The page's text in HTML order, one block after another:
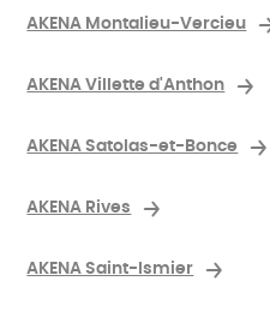
AKENA Montalieu-Vercieu
AKENA Villette d'Anthon
AKENA Satolas-et-Bonce
AKENA Rives
AKENA Saint-Ismier